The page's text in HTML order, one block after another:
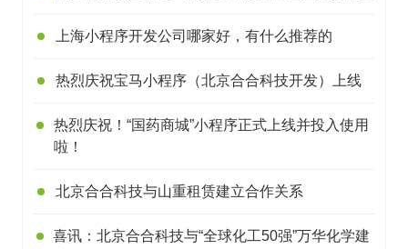
上海小程序开发公司哪家好，有什么推荐的
热烈庆祝宝马小程序（北京合合科技开发）上线
热烈庆祝！“国药商城”小程序正式上线并投入使用
啦！
北京合合科技与山重租赁建立合作关系
喜讯：北京合合科技与“全球化工50强”万华化学建